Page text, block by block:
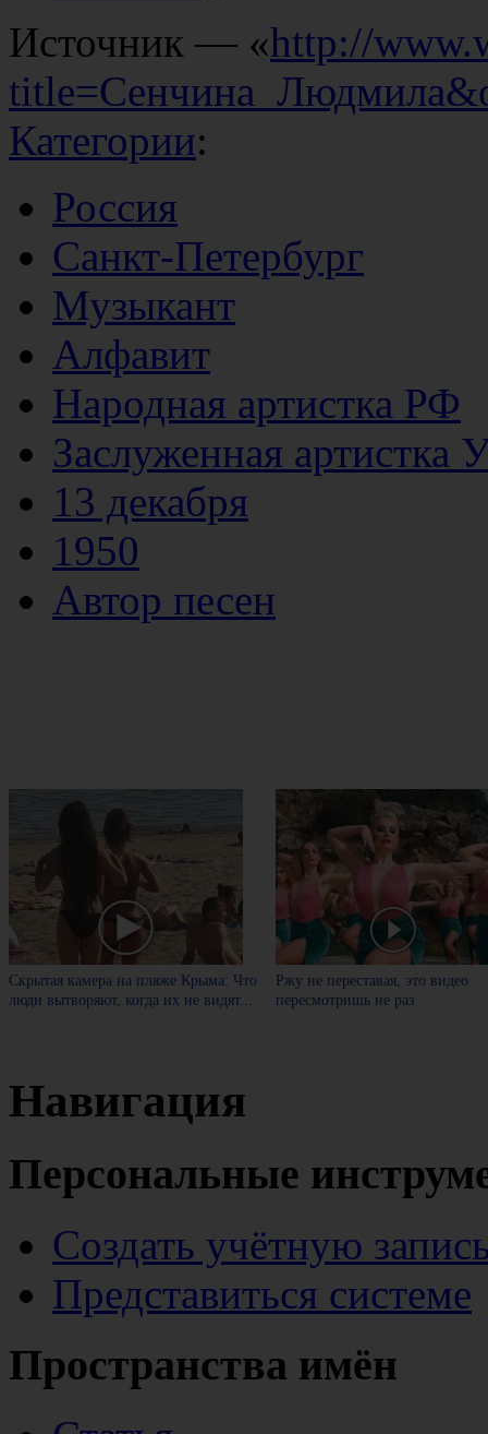
Источник — «http://
Категории:
Россия
Санкт-Петербург
Музыкант
Алфавит
Народная артистка РФ
Заслуженная артистка
13 декабря
1950
Автор песен
Скрытая камера на пляже Крыма: Что
люди вытворяют, когда их не видят...
Ржу не переставая, это видео
пересмотришь не раз
Навигация
Персональные
Создать учётную
Представиться системе
Пространства имён